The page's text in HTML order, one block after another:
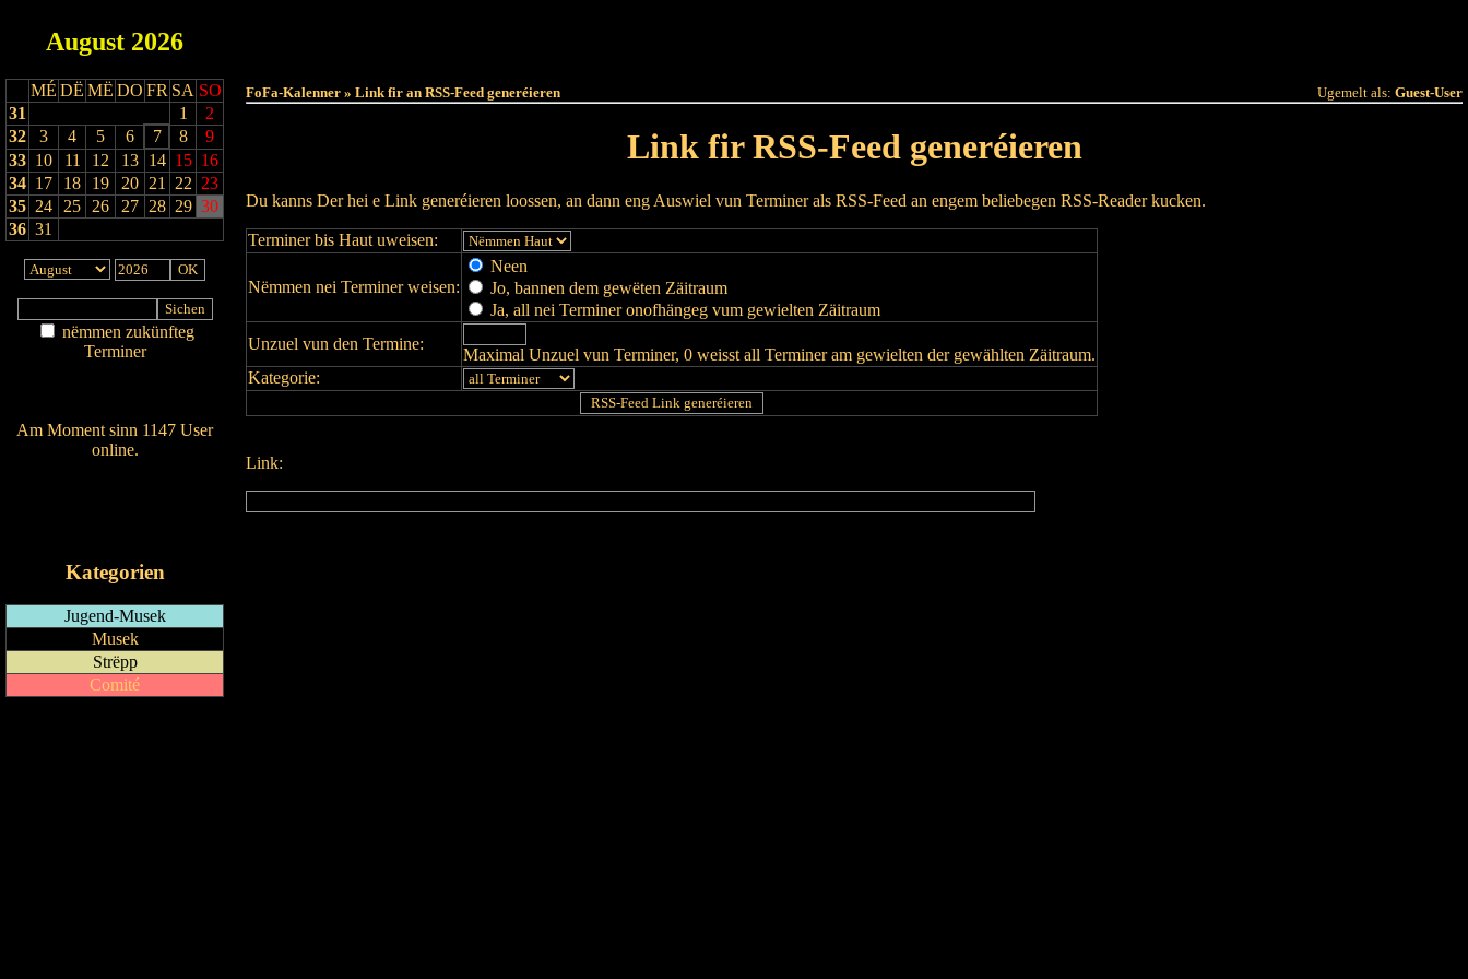
August 2026
MÉ DË MË DO FR SA SO
31
1
2
32
3 4 5 6 7 8
9
33 10 11 12 13 14 15 16
34 17 18 19 20 21 22 23
35 24 25 26 27 28 29 30
36 31
nëmmen zukünfteg
Terminer
Am Moment sinn 1147 User
online.
Kategorien
Jugend-Musek
Musek
Strëpp
Comité
FoFa-Kalenner » Link fir an RSS-Feed generéieren Ugemelt als: Guest-User
Link fir RSS-Feed generéieren
Du kanns Der hei e Link generéieren loossen, an dann eng Auswiel vun Terminer als RSS-Feed an engem beliebegen RSS-Reader kucken.
Terminer bis Haut uweisen:
Nëmmen nei Terminer weisen:
Neen
Jo, bannen dem gewëten Zäitraum
Ja, all nei Terminer onofhängeg vum gewielten Zäitraum
Unzuel vun den Termine:
Maximal Unzuel vun Terminer, 0 weisst all Terminer am gewielten der gewählten Zäitraum.
Kategorie:
Link: